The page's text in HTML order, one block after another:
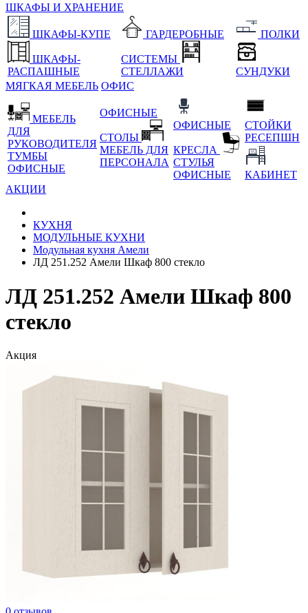
ШКАФЫ И ХРАНЕНИЕ
ШКАФЫ-КУПЕ
ШКАФЫ-
РАСПАШНЫЕ
ГАРДЕРОБНЫЕ
СИСТЕМЫ
СТЕЛЛАЖИ
ПОЛКИ
СУНДУКИ
МЯГКАЯ МЕБЕЛЬ ОФИС
МЕБЕЛЬ
ДЛЯ
РУКОВОДИТЕЛЯ
ТУМБЫ
ОФИСНЫЕ
ОФИСНЫЕ
СТОЛЫ
МЕБЕЛЬ ДЛЯ
ПЕРСОНАЛА
ОФИСНЫЕ
КРЕСЛА
СТУЛЬЯ
ОФИСНЫЕ
СТОЙКИ
РЕСЕПШН
КАБИНЕТ
АКЦИИ
КУХНЯ
МОДУЛЬНЫЕ КУХНИ
Модульная кухня Амели
ЛД 251.252 Амели Шкаф 800 стекло
ЛД 251.252 Амели Шкаф 800
стекло
Акция